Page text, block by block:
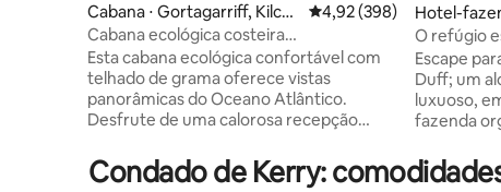
Cabana ⋅ Gortagarriff, Kilcat
herine, Eyeries, Beara
4,92 de uma avaliação
4,92 (398)
Cabana ecológica costeira
aconchegante com vista deslumbrante
para o mar
Esta cabana ecológica confortável com
telhado de grama oferece vistas
panorâmicas do Oceano Atlântico.
Desfrute de uma calorosa recepção
Beara Way ou mergulho com snorkel em
recifes próximos. Prove queijos locais,
Hotel-
O refúgio
retiro
Escape
Duff; um
luxuoso,
fazenda
um retiro
Condado de Kerry: